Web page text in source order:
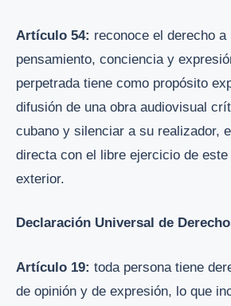
Artículo 54: reconoce el derecho a
pensamiento, conciencia y
perpetrada tiene como propósito
difusión de una obra audiovisual
cubano y silenciar a su realizador,
directa con el libre ejercicio de este
exterior.
Declaración Universal de
Artículo 19: toda persona tiene
de opinión y de expresión, lo que